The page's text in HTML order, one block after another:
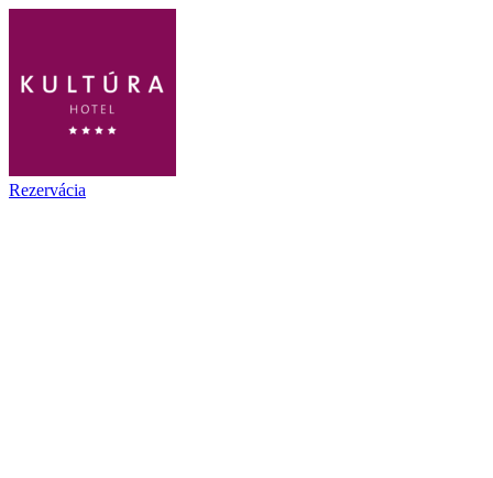
Rezervácia